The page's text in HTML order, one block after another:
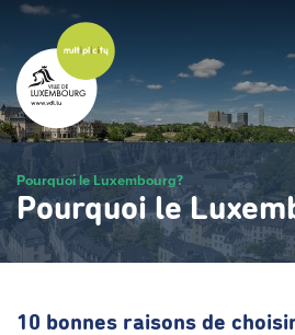
Passer
contenu
principal
Pourquoi le Luxembourg?
Pourquoi le
10 bonnes raisons de